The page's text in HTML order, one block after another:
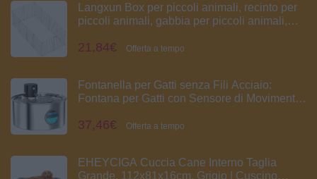
Langxun Box per piccoli animali, recinto per
piccoli animali, gabbia per piccoli animali,
maiali olandesi, criceti(43x32CM 12pezzi)
21,84€ Offerta a tempo
Fontanella per Gatti senza Fili Acciaio:
Fontana per Gatti con Sensore di Movimento
Abbeveratoio Gatto Automatico - Dispenser
37,46€ Offerta a tempo
EHEYCIGA Cuccia Cane Interno Taglia
Grande, 112x81x16cm, Grigio | Cuscino